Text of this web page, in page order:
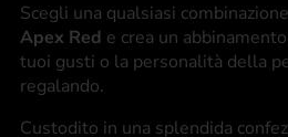
Scegli una qualsiasi
Apex Red e crea un
tuoi gusti o la personalità della
regalando.
Custodito in una splendida